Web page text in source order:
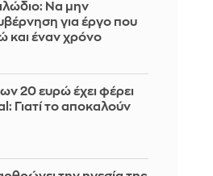
Να μην
για έργο που
και έναν χρόνο
20 ευρώ έχει φέρει
Γιατί το αποκαλούν